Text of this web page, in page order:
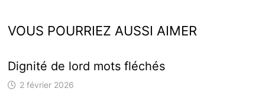
VOUS POURRIEZ AUSSI AIMER
Dignité de lord mots fléchés
2 février 2026